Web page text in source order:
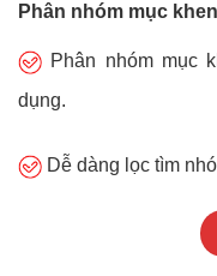
Phân nhóm mục
Phân nhóm mục
dụng.
Dễ dàng lọc tìm